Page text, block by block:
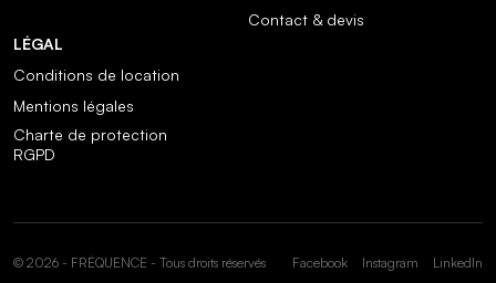
Contact & devis
LÉGAL
Conditions de location
Mentions légales
Charte de protection
RGPD
© 2026 - FRÉQUENCE - Tous droits réservés Facebook Instagram LinkedIn